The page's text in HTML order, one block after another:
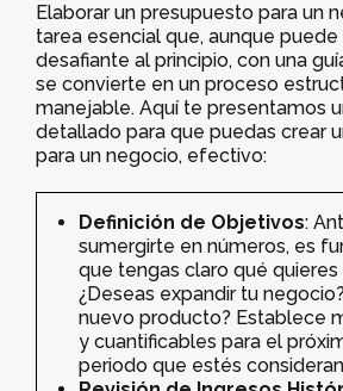
Elaborar un presupuesto para un
tarea esencial que, aunque
desafiante al principio, con una
se convierte en un proceso
manejable. Aquí te presentamos
detallado para que puedas crear
para un negocio, efectivo:
Definición de Objetivos:
sumergirte en números, es
que tengas claro qué quieres
¿Deseas expandir tu
nuevo producto? Establece
y cuantificables para el
periodo que estés